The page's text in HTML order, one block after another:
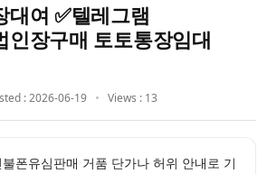
대여 ✅텔레그램
인장구매 토토통장임대
: 2026-06-19 Views : 13
폰유심판매 거품 단가나 허위 안내로 기